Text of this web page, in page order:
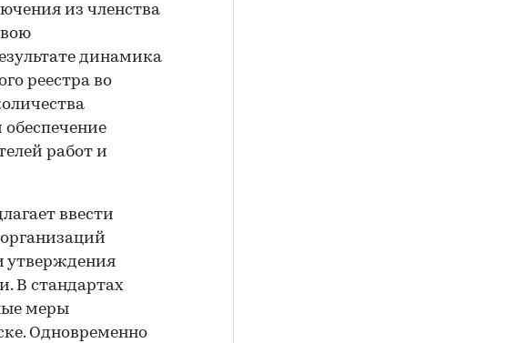
из членства
динамика
реестра во
работ и
ввести
утверждения
В стандартах
меры
Одновременно